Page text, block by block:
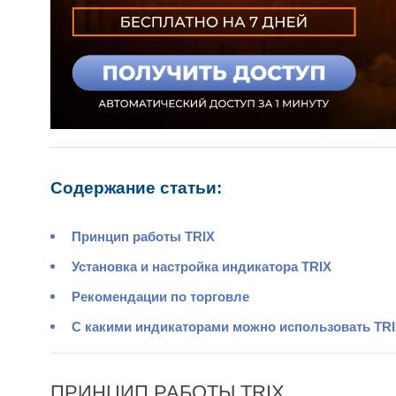
Содержание статьи:
Принцип работы TRIX
Установка и настройка индикатора TRIX
Рекомендации по торговле
С какими индикаторами можно использовать